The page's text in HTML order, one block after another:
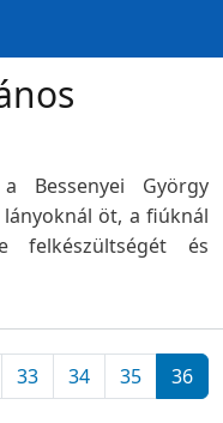
Bessenyei György
lányoknál öt, a fiúknál
felkészültségét és
33 34 35 36